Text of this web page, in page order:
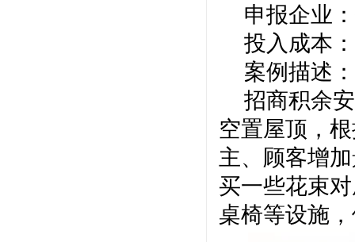
申报企业
投入成本：
案例描述：
招商积余
空置屋顶，
主、顾客增
买一些花束
桌椅等设施